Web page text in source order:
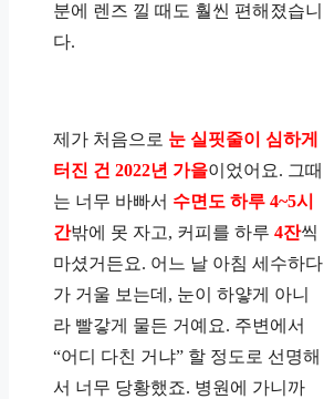
분에 렌즈 낄 때도 훨씬 편해졌습니
다.
제가 처음으로 눈 실핏줄이 심하게
터진 건 2022년 가을이었어요. 그때
는 너무 바빠서 수면도 하루 4~5시
간밖에 못 자고, 커피를 하루 4잔씩
마셨거든요. 어느 날 아침 세수하다
가 거울 보는데, 눈이 하얗게 아니
라 빨갛게 물든 거예요. 주변에서
“어디 다친 거냐” 할 정도로 선명해
서 너무 당황했죠. 병원에 가니까